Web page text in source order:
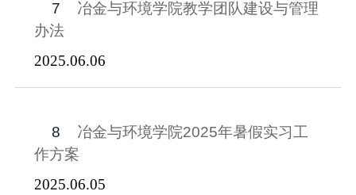
7
冶金与环境学院教学团队建设与管理
办法
2025.06.06
8
冶金与环境学院2025年暑假实习工
作方案
2025.06.05